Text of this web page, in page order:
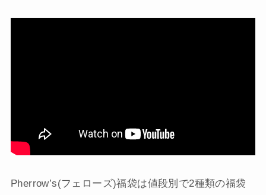
Pherrow’s(フェローズ)福袋は値段別で2種類の福袋